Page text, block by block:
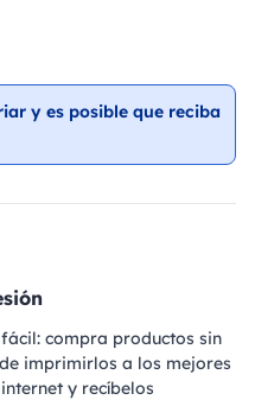
y es posible que reciba
compra productos sin
imprimirlos a los mejores
y recíbelos